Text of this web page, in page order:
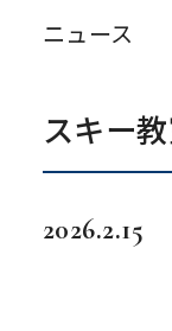
ニュース
スキー
2026.2.15